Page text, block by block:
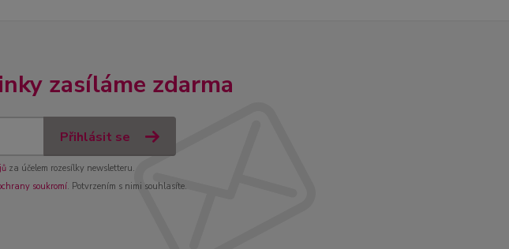
zasíláme zdarma
Přihlásit se
za účelem rozesílky newsletteru.
soukromí. Potvrzením s nimi souhlasíte.